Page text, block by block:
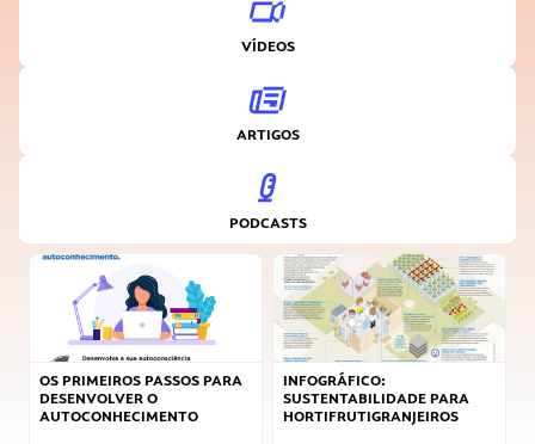
VÍDEOS
ARTIGOS
PODCASTS
OS PRIMEIROS PASSOS PARA
DESENVOLVER O
AUTOCONHECIMENTO
INFOGRÁFICO:
SUSTENTABILIDADE PARA
HORTIFRUTIGRANJEIROS